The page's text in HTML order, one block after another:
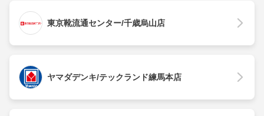
東京靴流通センター/千歳烏山店
ヤマダデンキ/テックランド練馬本店